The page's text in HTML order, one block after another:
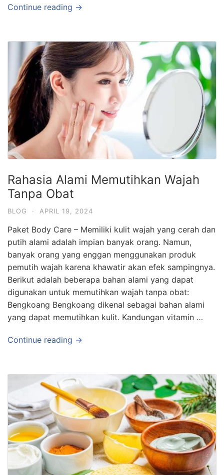
Continue reading →
Rahasia Alami Memutihkan Wajah
Tanpa Obat
BLOG · APRIL 19, 2024
Paket Body Care – Memiliki kulit wajah yang cerah dan
putih alami adalah impian banyak orang. Namun,
banyak orang yang enggan menggunakan produk
pemutih wajah karena khawatir akan efek sampingnya.
Berikut adalah beberapa bahan alami yang dapat
digunakan untuk memutihkan wajah tanpa obat:
Bengkoang Bengkoang dikenal sebagai bahan alami
yang dapat memutihkan kulit. Kandungan vitamin …
Continue reading →